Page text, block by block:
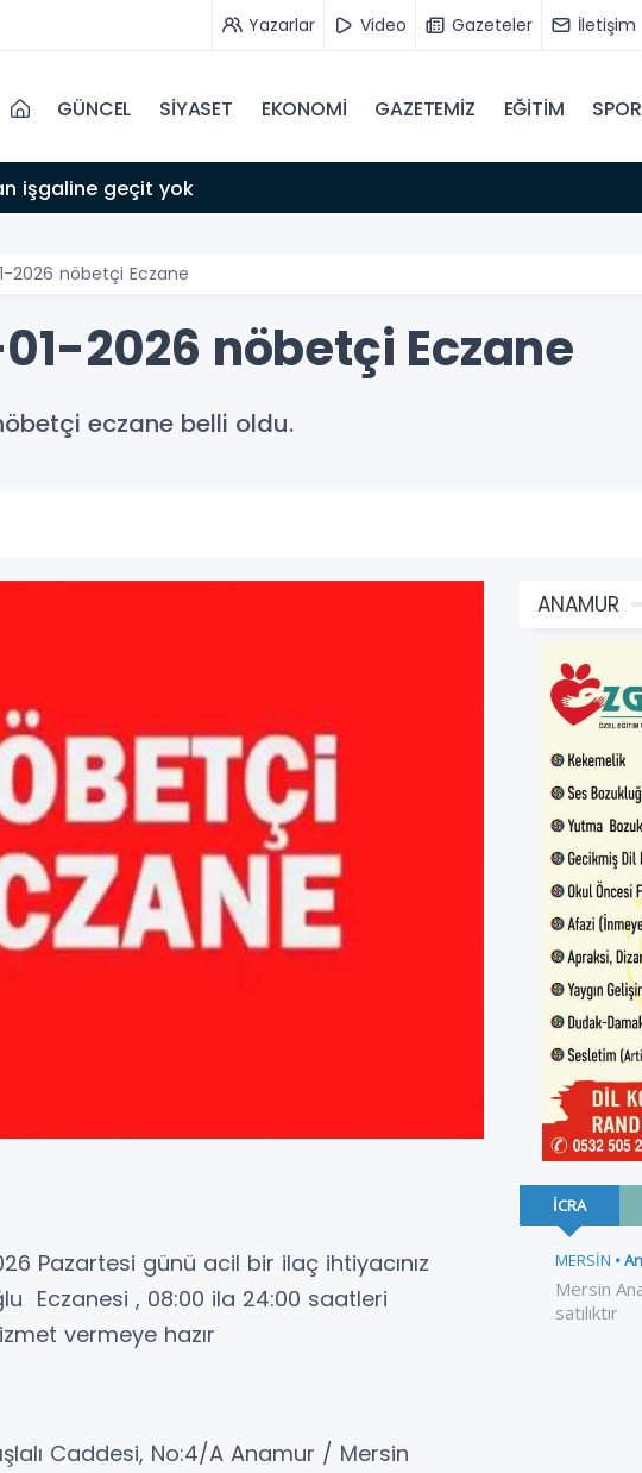
Yazarlar Video Gazeteler İletişim
GÜNCEL SİYASET EKONOMİ GAZETEMİZ EĞİTİM SPOR
geçit yok
2026 nöbetçi Eczane
2026 nöbetçi Eczane
eczane belli oldu.
Pazartesi günü acil bir ilaç ihtiyacınız
Eczanesi , 08:00 ila 24:00 saatleri
vermeye hazır
Caddesi, No:4/A Anamur / Mersin
ANAMUR